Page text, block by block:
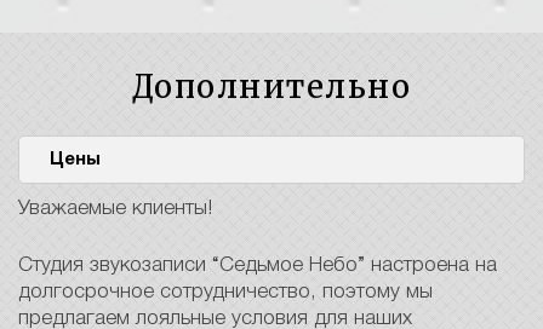
Дополнительно
Цены
Уважаемые клиенты!
Студия звукозаписи “Седьмое Небо” настроена на
долгосрочное сотрудничество, поэтому мы
предлагаем лояльные условия для наших